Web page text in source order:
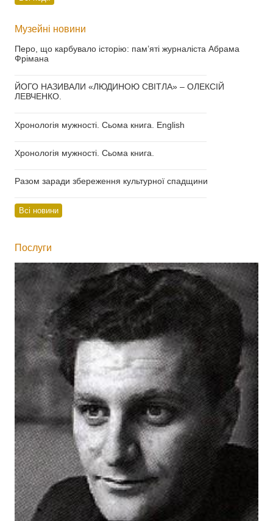
Музейні новини
Перо, що карбувало історію: пам’яті журналіста Абрама
Фрімана
ЙОГО НАЗИВАЛИ «ЛЮДИНОЮ СВІТЛА» – ОЛЕКСІЙ
ЛЕВЧЕНКО.
Хронологія мужності. Сьома книга. English
Хронологія мужності. Сьома книга.
Разом заради збереження культурної спадщини
Всі новини
Послуги